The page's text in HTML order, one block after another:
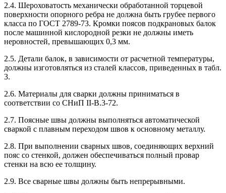
2.4. Шероховатость механически обработанной торцевой
поверхности опорного ребра не должна быть грубее первого
класса по ГОСТ 2789-73. Кромки поясов подкрановых балок
после машинной кислородной резки не должны иметь
неровностей, превышающих 0,3 мм.
2.5. Детали балок, в зависимости от расчетной температуры,
должны изготовляться из сталей классов, приведенных в табл.
3.
2.6. Материалы для сварки должны приниматься в
соответствии со СНиП II-В.3-72.
2.7. Поясные швы должны выполняться автоматической
сваркой с плавным переходом швов к основному металлу.
2.8. При выполнении сварных швов, соединяющих верхний
пояс со стенкой, должен обеспечиваться полный провар
стенки на всю ее толщину.
2.9. Все сварные швы должны быть непрерывными.